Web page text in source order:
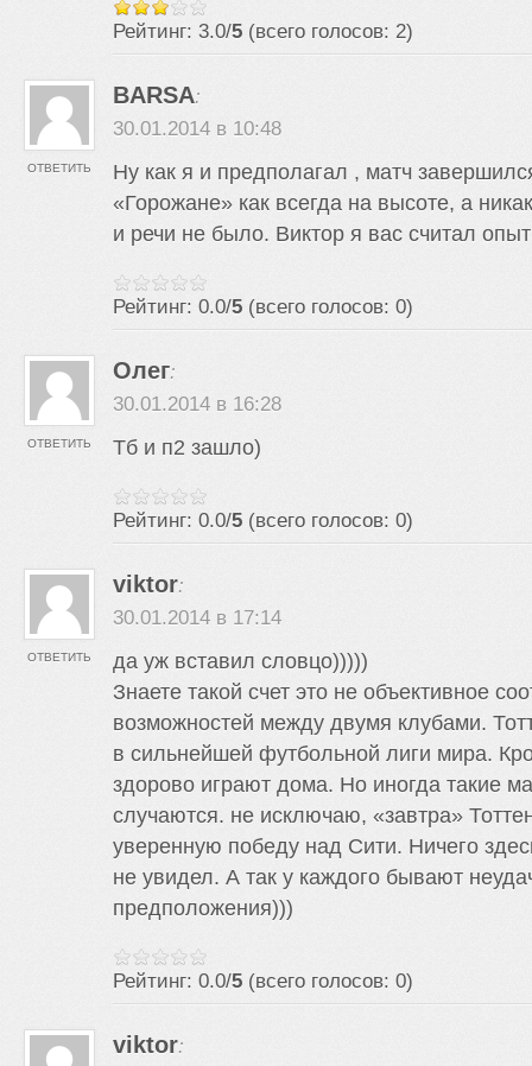
Рейтинг: 3.0/5 (всего голосов: 2)
BARSA:
30.01.2014 в 10:48
Ну как я и предполагал , матч
«Горожане» как всегда на высоте, а
и речи не было. Виктор я вас считал
Рейтинг: 0.0/5 (всего голосов: 0)
ОТВЕТИТЬ
Олег:
30.01.2014 в 16:28
Тб и п2 зашло)
Рейтинг: 0.0/5 (всего голосов: 0)
ОТВЕТИТЬ
viktor:
30.01.2014 в 17:14
да уж вставил словцо)))))
Знаете такой счет это не объективное
возможностей между двумя клубами.
в сильнейшей футбольной лиги мира.
здорово играют дома. Но иногда такие
случаются. не исключаю, «завтра»
уверенную победу над Сити. Ничего
не увидел. А так у каждого бывают
предположения)))
Рейтинг: 0.0/5 (всего голосов: 0)
ОТВЕТИТЬ
viktor: